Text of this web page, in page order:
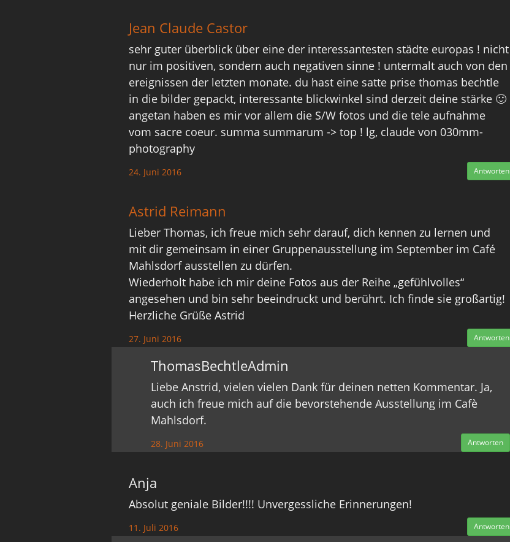
Jean Claude Castor
sehr guter überblick über eine der interessantesten städte europas ! nicht
nur im positiven, sondern auch negativen sinne ! untermalt auch von den
ereignissen der letzten monate. du hast eine satte prise thomas bechtle
in die bilder gepackt, interessante blickwinkel sind derzeit deine stärke 🙂
angetan haben es mir vor allem die S/W fotos und die tele aufnahme
vom sacre coeur. summa summarum -> top ! lg, claude von 030mm-
photography
24. Juni 2016 Antworten
Astrid Reimann
Lieber Thomas, ich freue mich sehr darauf, dich kennen zu lernen und
mit dir gemeinsam in einer Gruppenausstellung im September im Café
Mahlsdorf ausstellen zu dürfen.
Wiederholt habe ich mir deine Fotos aus der Reihe „gefühlvolles“
angesehen und bin sehr beeindruckt und berührt. Ich finde sie großartig!
Herzliche Grüße Astrid
27. Juni 2016 Antworten
ThomasBechtleAdmin
Liebe Anstrid, vielen vielen Dank für deinen netten Kommentar. Ja,
auch ich freue mich auf die bevorstehende Ausstellung im Cafè
Mahlsdorf.
28. Juni 2016 Antworten
Anja
Absolut geniale Bilder!!!! Unvergessliche Erinnerungen!
11. Juli 2016 Antworten